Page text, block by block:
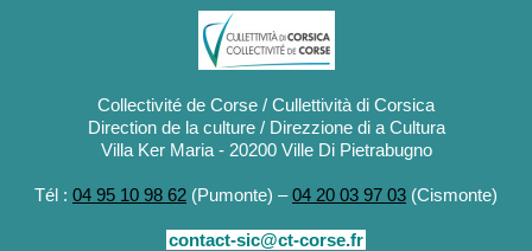
Collectivité de Corse / Cullettività di Corsica
Direction de la culture / Direzzione di a Cultura
Villa Ker Maria - 20200 Ville Di Pietrabugno
Tél : 04 95 10 98 62 (Pumonte) –04 20 03 97 03 (Cismonte)
contact-sic@ct-corse.fr